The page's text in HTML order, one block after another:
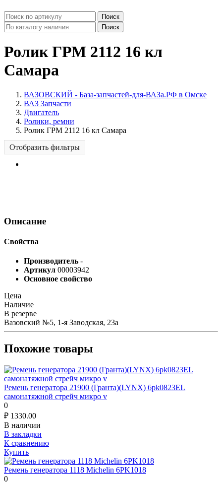
Поиск
Поиск
Ролик ГРМ 2112 16 кл
Самара
ВАЗОВСКИЙ - База-запчастей-для-ВАЗа.РФ в Омске
ВАЗ Запчасти
Двигатель
Ролики, ремни
Ролик ГРМ 2112 16 кл Самара
Отобразить фильтры
Описание
Свойства
Производитель -
Артикул 00003942
Основное свойство
Цена
Наличие
В резерве
Вазовский №5, 1-я Заводская, 23а
Похожие товары
Ремень генератора 21900 (Гранта)(LYNX) 6pk0823EL
самонатяжной стрейч микро v
0
₽ 1330.00
В наличии
В закладки
К сравнению
Купить
Ремень генератора 1118 Michelin 6PK1018
0